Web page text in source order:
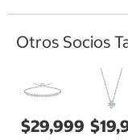
Otros Socios
$29,999.00